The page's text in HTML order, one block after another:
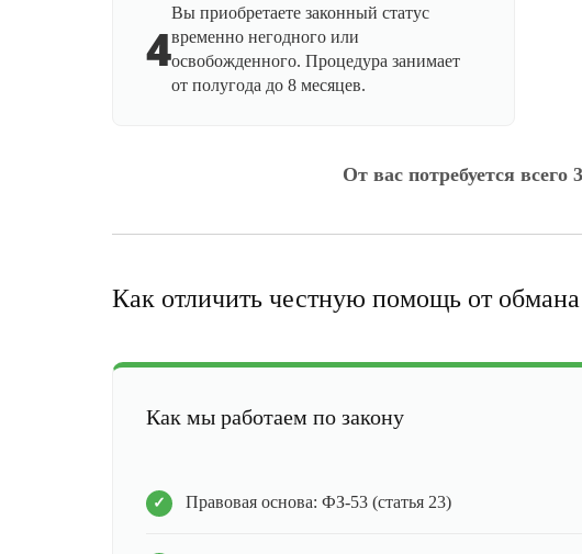
4
Вы приобретаете законный статус
временно негодного или
освобожденного. Процедура занимает
от полугода до 8 месяцев.
От вас потребуется
Как отличить честную помощь от обмана
Как мы работаем по закону
Правовая основа: ФЗ-53 (статья 23)